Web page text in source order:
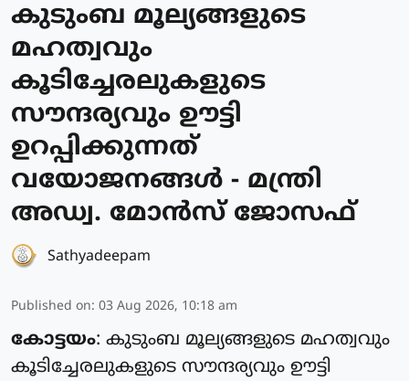
കുടുംബ മൂല്യങ്ങളുടെ
മഹത്വവും
കൂടിച്ചേരലുകളുടെ
സൗന്ദര്യവും ഊട്ടി
ഉറപ്പിക്കുന്നത്
വയോജനങ്ങള്‍ - മന്ത്രി
അഡ്വ. മോന്‍സ് ജോസഫ്
Sathyadeepam
Published on: 03 Aug 2026, 10:18 am
കോട്ടയം: കുടുംബ മൂല്യങ്ങളുടെ മഹത്വവും
കൂടിച്ചേരലുകളുടെ സൗന്ദര്യവും ഊട്ടി